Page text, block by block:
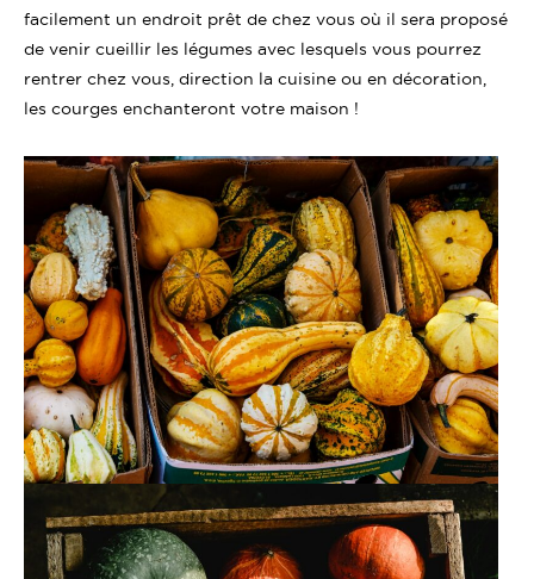
facilement un endroit prêt de chez vous où il sera proposé
de venir cueillir les légumes avec lesquels vous pourrez
rentrer chez vous, direction la cuisine ou en décoration,
les courges enchanteront votre maison !